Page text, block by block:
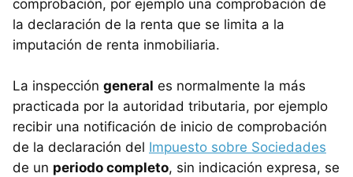
comprobación, por ejemplo una comprobación de
la declaración de la renta que se limita a la
imputación de renta inmobiliaria.
La inspección general es normalmente la más
practicada por la autoridad tributaria, por ejemplo
recibir una notificación de inicio de comprobación
de la declaración del Impuesto sobre Sociedades
de un periodo completo, sin indicación expresa, se